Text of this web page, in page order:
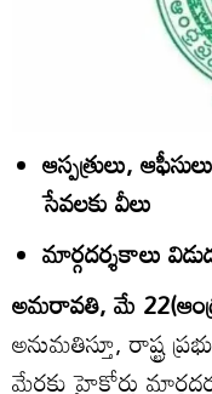
ఆస్పత్రులు,
సేవలకు వీలు
మార్గదర్శకాలు
అమరావతి, మే
అనుమతిస్తూ, రాష్ట్ర
మేరకు హైకోర్టు